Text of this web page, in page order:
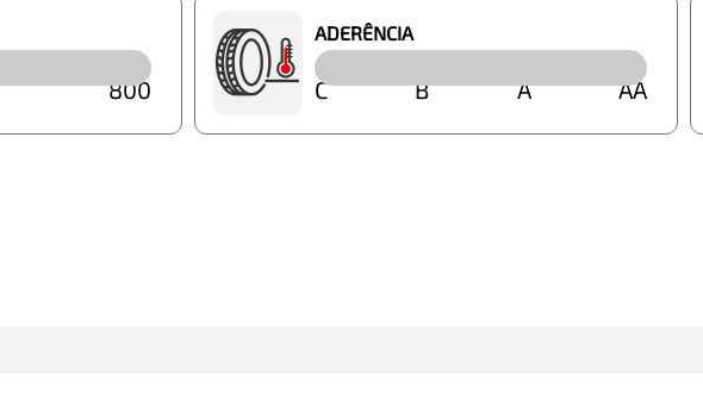
800
ADERÊNCIA
C B A AA